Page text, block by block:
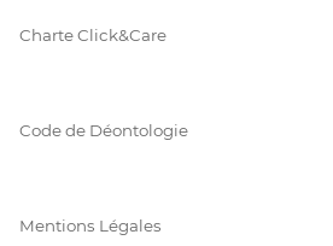
Charte Click&Care
Code de Déontologie
Mentions Légales